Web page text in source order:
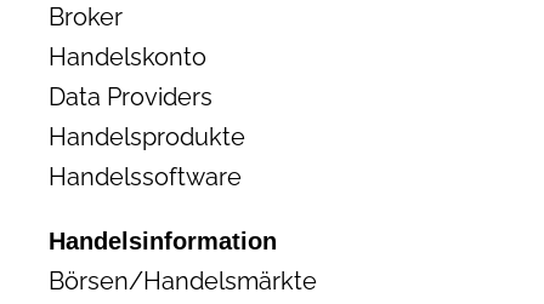
Broker
Handelskonto
Data Providers
Handelsprodukte
Handelssoftware
Handelsinformation
Börsen/Handelsmärkte